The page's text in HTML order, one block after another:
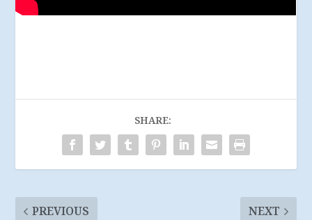
SHARE:
PREVIOUS NEXT